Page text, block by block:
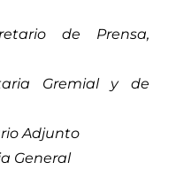
de Prensa,
Gremial y de
Adjunto
General